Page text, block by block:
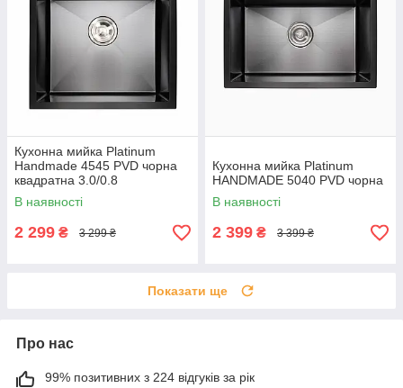
Кухонна мийка Platinum
Handmade 4545 PVD чорна
квадратна 3.0/0.8
В наявності
2 299 ₴ 3 299 ₴
Кухонна мийка Platinum
HANDMADE 5040 PVD чорна
В наявності
2 399 ₴ 3 399 ₴
Показати ще
Про нас
99% позитивних з 224 відгуків за рік